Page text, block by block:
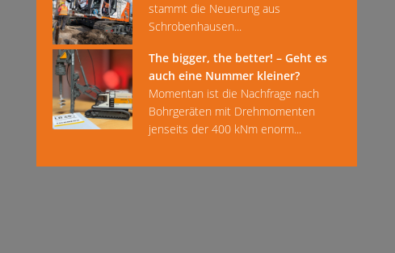
stammt die Neuerung aus
Schrobenhausen...
The bigger, the better! – Geht es
auch eine Nummer kleiner?
Momentan ist die Nachfrage nach
Bohrgeräten mit Drehmomenten
jenseits der 400 kNm enorm...